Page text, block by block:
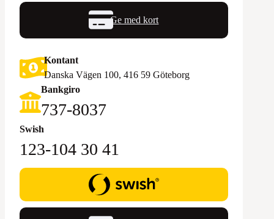
Ge med kort
Kontant
Danska Vägen 100, 416 59 Göteborg
Bankgiro
‪737-8037‬
Swish
123-104 30 41